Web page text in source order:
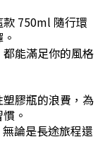
款 750ml 隨行環
都能滿足你的風格
塑膠瓶的浪費，為
。
論是長途旅程還